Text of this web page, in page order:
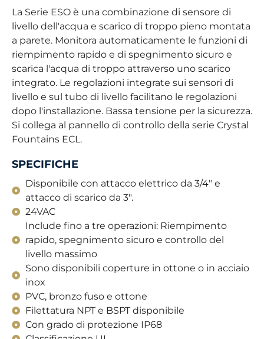
La Serie ESO è una combinazione di sensore di
livello dell'acqua e scarico di troppo pieno montata
a parete. Monitora automaticamente le funzioni di
riempimento rapido e di spegnimento sicuro e
scarica l'acqua di troppo attraverso uno scarico
integrato. Le regolazioni integrate sui sensori di
livello e sul tubo di livello facilitano le regolazioni
dopo l'installazione. Bassa tensione per la sicurezza.
Si collega al pannello di controllo della serie Crystal
Fountains ECL.
SPECIFICHE
Disponibile con attacco elettrico da 3/4" e
attacco di scarico da 3".
24VAC
Include fino a tre operazioni: Riempimento
rapido, spegnimento sicuro e controllo del
livello massimo
Sono disponibili coperture in ottone o in acciaio
inox
PVC, bronzo fuso e ottone
Filettatura NPT e BSPT disponibile
Con grado di protezione IP68